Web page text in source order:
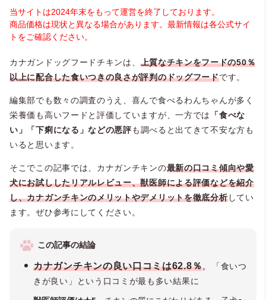
当サイトは2024年末をもって運営を終了しております。
商品価格は現状と異なる場合があります。最新情報は各公式サイ
トをご確認ください。
カナガンドッグフードチキンは、 上質なチキンをフードの50％
以上に配合した食いつきの良さが評判のドッグフードです。
編集部でも数々の調査のうえ、喜んで食べるわんちゃんが多く
栄養価も高いフードと評価していますが、一方では
「食べな
い」「下痢になる」などの悪評も調べると出てきて不安な方も
いると思います。
そこでこの記事では、カナガンチキンの最新の口コミ傾向や愛
犬にお試ししたリアルレビュー、獣医師による評価などを紹介
し、カナガンチキンのメリットやデメリットを徹底分析してい
ます。ぜひ参考にしてください。
この記事の結論
カナガンチキンの良い口コミは62.8％。
「食いつ
きが良い」という口コミが最も多い結果に